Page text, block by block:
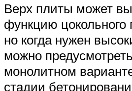
Верх плиты может
функцию цокольного
но когда нужен
можно
монолитном
стадии